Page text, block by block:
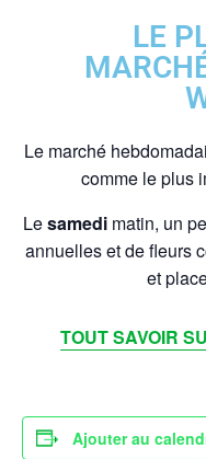
LE
Le marché
comme le plus
Lesamedimatin, un
annuelles et de fleurs
et
TOUT SAVOIR
Ajouter au